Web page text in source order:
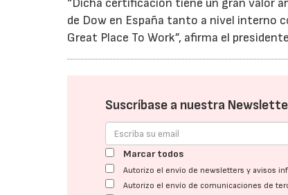
“Dicha certificación tiene un gran valor
de Dow en España tanto a nivel interno
Great Place To Work”, afirma el
Suscríbase a nuestra
Marcar todos
Autorizo el envío de newsletters y avisos
Autorizo el envío de comunicaciones de